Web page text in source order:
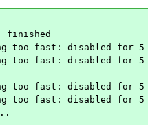
finished
too fast: disabled for 5
too fast: disabled for 5
too fast: disabled for 5
too fast: disabled for 5